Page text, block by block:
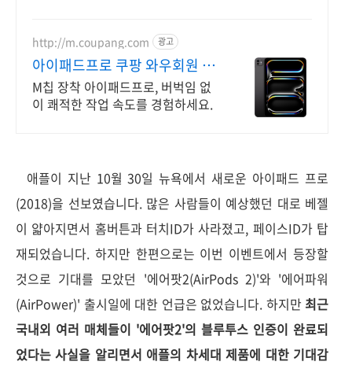
http://m.coupang.com 광고
아이패드프로 쿠팡 와우회원 무
제한 무료배송
M칩 장착 아이패드프로, 버벅임 없
이 쾌적한 작업 속도를 경험하세요.
애플이 지난 10월 30일 뉴욕에서 새로운 아이패드 프로
(2018)을 선보였습니다. 많은 사람들이 예상했던 대로 베젤
이 얇아지면서 홈버튼과 터치ID가 사라졌고, 페이스ID가 탑
재되었습니다. 하지만 한편으로는 이번 이벤트에서 등장할
것으로 기대를 모았던 '에어팟2(AirPods 2)'와 '에어파워
(AirPower)' 출시일에 대한 언급은 없었습니다. 하지만 최근
국내외 여러 매체들이 '에어팟2'의 블루투스 인증이 완료되
었다는 사실을 알리면서 애플의 차세대 제품에 대한 기대감